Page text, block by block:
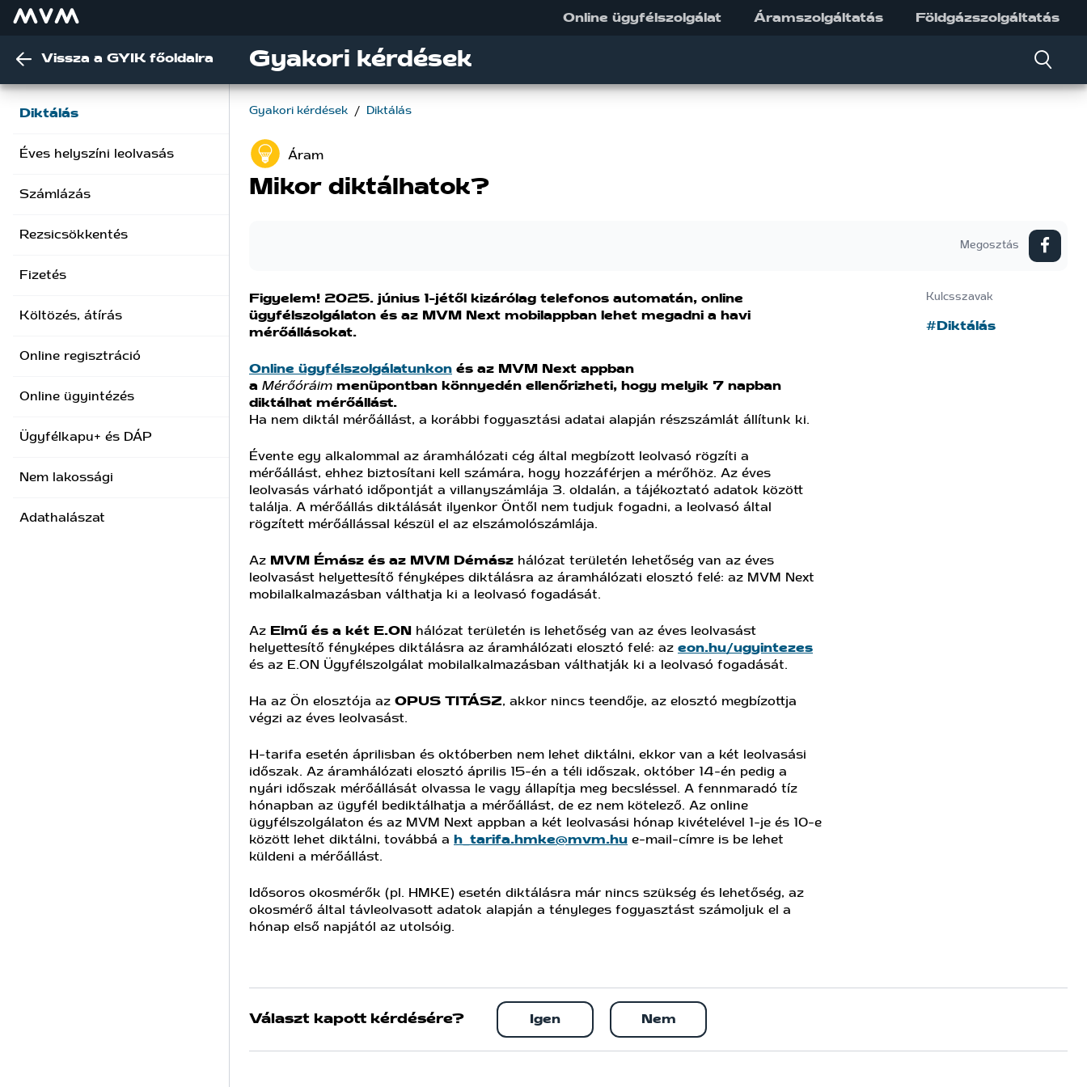
Online ügyfélszolgálat Áramszolgáltatás Földgázszolgáltatás
Vissza a GYIK főoldalra Gyakori kérdések
Diktálás
Éves helyszíni leolvasás
Számlázás
Rezsicsökkentés
Fizetés
Költözés, átírás
Online regisztráció
Online ügyintézés
Ügyfélkapu+ és DÁP
Nem lakossági
Adathalászat
Gyakori kérdések / Diktálás
Áram
Mikor diktálhatok?
Megosztás
Figyelem! 2025. június 1-jétől kizárólag telefonos automatán, online
ügyfélszolgálaton és az MVM Next mobilappban lehet megadni a havi
mérőállásokat.
Online ügyfélszolgálatunkon és az MVM Next appban
a Mérőóráim menüpontban könnyedén ellenőrizheti, hogy melyik 7 napban
diktálhat mérőállást.
Ha nem diktál mérőállást, a korábbi fogyasztási adatai alapján részszámlát állítunk ki.
Évente egy alkalommal az áramhálózati cég által megbízott leolvasó rögzíti a
mérőállást, ehhez biztosítani kell számára, hogy hozzáférjen a mérőhöz. Az éves
leolvasás várható időpontját a villanyszámlája 3. oldalán, a tájékoztató adatok között
találja. A mérőállás diktálását ilyenkor Öntől nem tudjuk fogadni, a leolvasó által
rögzített mérőállással készül el az elszámolószámlája.
Az MVM Émász és az MVM Démász hálózat területén lehetőség van az éves
leolvasást helyettesítő fényképes diktálásra az áramhálózati elosztó felé: az MVM Next
mobilalkalmazásban válthatja ki a leolvasó fogadását.
Az Elmű és a két E.ON hálózat területén is lehetőség van az éves leolvasást
helyettesítő fényképes diktálásra az áramhálózati elosztó felé: az eon.hu/ugyintezes
és az E.ON Ügyfélszolgálat mobilalkalmazásban válthatják ki a leolvasó fogadását.
Ha az Ön elosztója az OPUS TITÁSZ, akkor nincs teendője, az elosztó megbízottja
végzi az éves leolvasást.
H-tarifa esetén áprilisban és októberben nem lehet diktálni, ekkor van a két leolvasási
időszak. Az áramhálózati elosztó április 15-én a téli időszak, október 14-én pedig a
nyári időszak mérőállását olvassa le vagy állapítja meg becsléssel. A fennmaradó tíz
hónapban az ügyfél bediktálhatja a mérőállást, de ez nem kötelező. Az online
ügyfélszolgálaton és az MVM Next appban a két leolvasási hónap kivételével 1-je és 10-e
között lehet diktálni, továbbá a h_tarifa.hmke@mvm.hu e-mail-címre is be lehet
küldeni a mérőállást.
Idősoros okosmérők (pl. HMKE) esetén diktálásra már nincs szükség és lehetőség, az
okosmérő által távleolvasott adatok alapján a tényleges fogyasztást számoljuk el a
hónap első napjától az utolsóig.
Kulcsszavak
#Diktálás
Választ kapott kérdésére? Igen Nem